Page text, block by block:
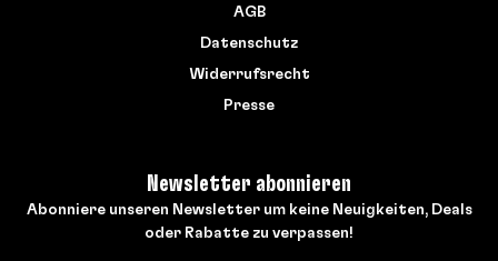
AGB
Datenschutz
Widerrufsrecht
Presse
Newsletter abonnieren
Abonniere unseren Newsletter um keine Neuigkeiten, Deals
oder Rabatte zu verpassen!